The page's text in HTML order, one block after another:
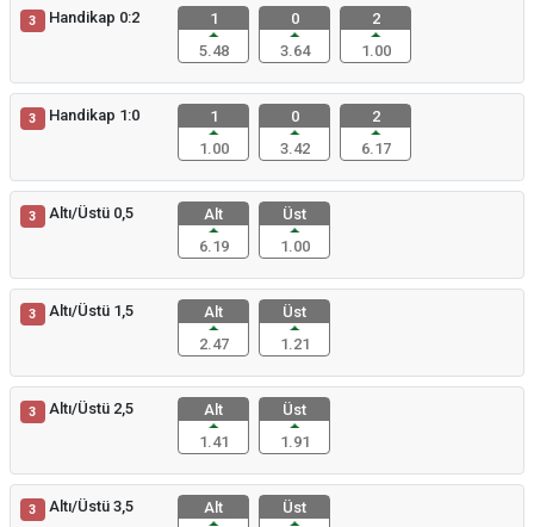
3 Handikap 0:2
1
5.48
0
3.64
2
1.00
3 Handikap 1:0
1
1.00
0
3.42
2
6.17
3 Altı/Üstü 0,5
Alt
6.19
Üst
1.00
3 Altı/Üstü 1,5
Alt
2.47
Üst
1.21
3 Altı/Üstü 2,5
Alt
1.41
Üst
1.91
3 Altı/Üstü 3,5
Alt
Üst